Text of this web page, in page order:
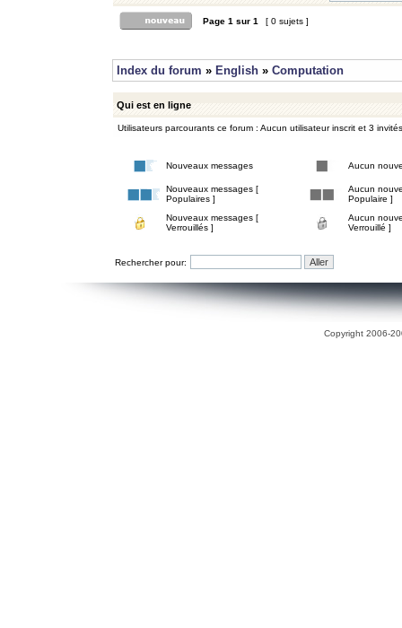
Page 1 sur 1 [ 0 sujets ]
Index du forum » English » Computation
Qui est en ligne
Utilisateurs parcourants ce forum : Aucun utilisateur inscrit et 3 invités
Nouveaux messages Aucun
Nouveaux messages [
Populaires ]
Aucun
Populaire ]
Nouveaux messages [
Verrouillés ]
Aucun
Verrouillé ]
Rechercher pour:
Copyright 2006-